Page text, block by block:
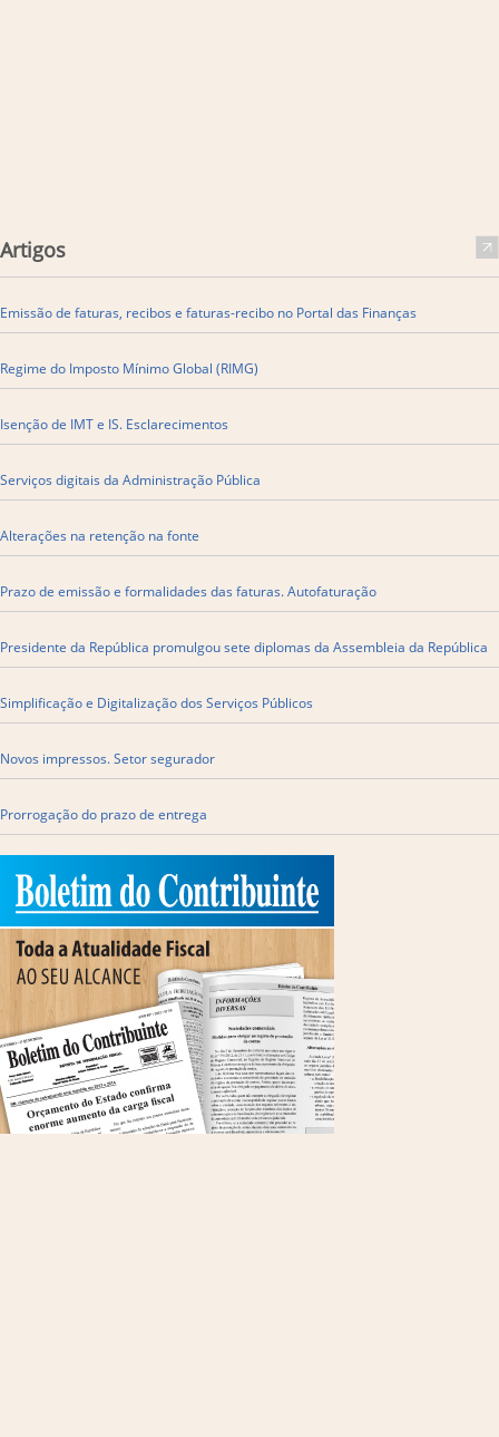
Artigos
Emissão de faturas, recibos e faturas-recibo no Portal das Finanças
​Regime do Imposto Mínimo Global (RIMG)
Isenção de IMT e IS. Esclarecimentos
Serviços digitais da Administração Pública
Alterações na retenção na fonte
Prazo de emissão e formalidades das faturas. Autofaturação
Presidente da República promulgou sete diplomas da Assembleia da República
Simplificação e Digitalização dos Serviços Públicos
Novos impressos. Setor segurador
Prorrogação do prazo de entrega